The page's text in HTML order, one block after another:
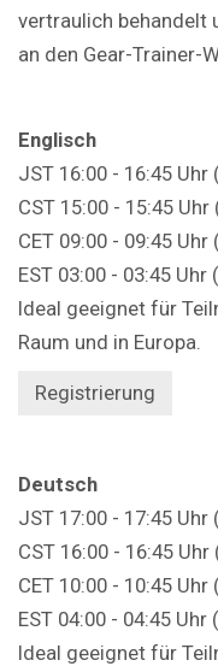
vertraulich behandelt
an den Gear-Trainer-
Englisch
JST 16:00 - 16:45 Uhr
CST 15:00 - 15:45 Uhr
CET 09:00 - 09:45 Uhr
EST 03:00 - 03:45 Uhr
Ideal geeignet für
Raum und in Europa.
Registrierung
Deutsch
JST 17:00 - 17:45 Uhr
CST 16:00 - 16:45 Uhr
CET 10:00 - 10:45 Uhr
EST 04:00 - 04:45 Uhr
Ideal geeignet für